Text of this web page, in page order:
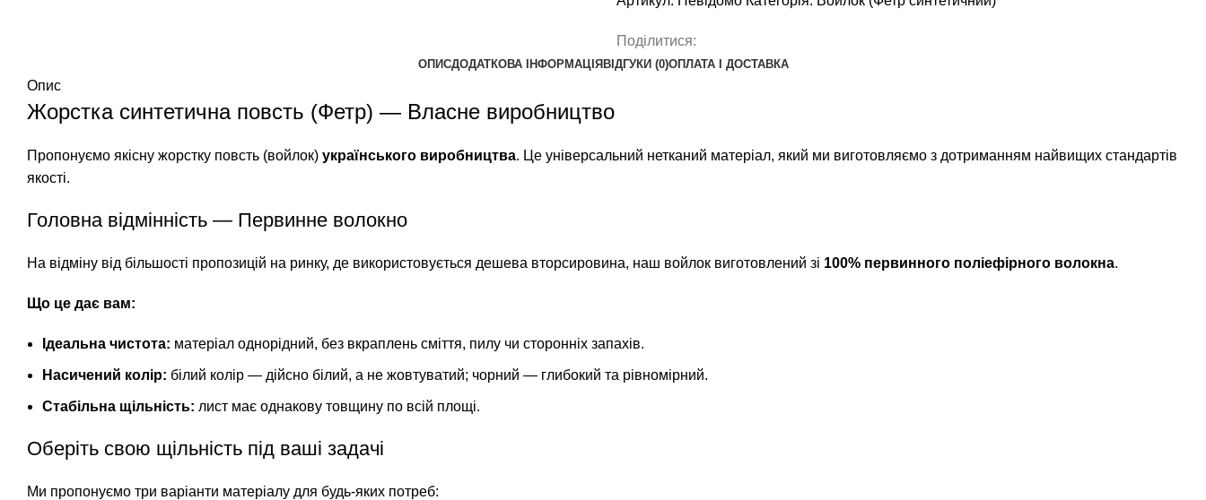
Поділитися:
ОПИСДОДАТКОВА ІНФОРМАЦІЯ ВІДГУКИ (0)ОПЛАТА І ДОСТАВКА
Опис
Жорстка синтетична повсть (Фетр) — Власне виробництво
Пропонуємо якісну жорстку повсть (войлок) українського виробництва. Це універсальний нетканий матеріал, який ми виготовляємо з дотриманням найвищих стандартів
якості.
Головна відмінність — Первинне волокно
На відміну від більшості пропозицій на ринку, де використовується дешева вторсировина, наш войлок виготовлений зі 100% первинного поліефірного волокна.
Що це дає вам:
Ідеальна чистота: матеріал однорідний, без вкраплень сміття, пилу чи сторонніх запахів.
Насичений колір: білий колір — дійсно білий, а не жовтуватий; чорний — глибокий та рівномірний.
Стабільна щільність: лист має однакову товщину по всій площі.
Оберіть свою щільність під ваші задачі
Ми пропонуємо три варіанти матеріалу для будь-яких потреб: